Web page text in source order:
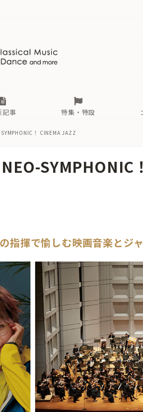
記事
オーケストラの楽屋か
特集・特設
現場のプロが推す！間違いないオーケス
有料ラ
古楽とその先と
無料ライブ配信スケジュール
あ か さ
！ CINEMA JAZZ
SYMPHONIC
指揮で愉しむ映画音楽とジ